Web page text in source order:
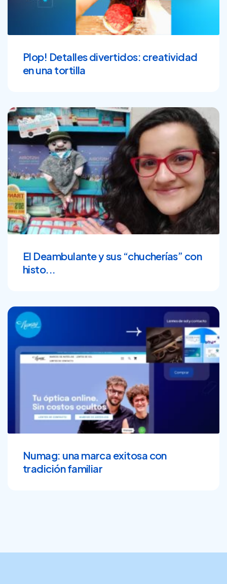
Plop! Detalles divertidos: creatividad
en una tortilla
El Deambulante y sus “chucherías” con
histo...
Numag: una marca exitosa con
tradición familiar